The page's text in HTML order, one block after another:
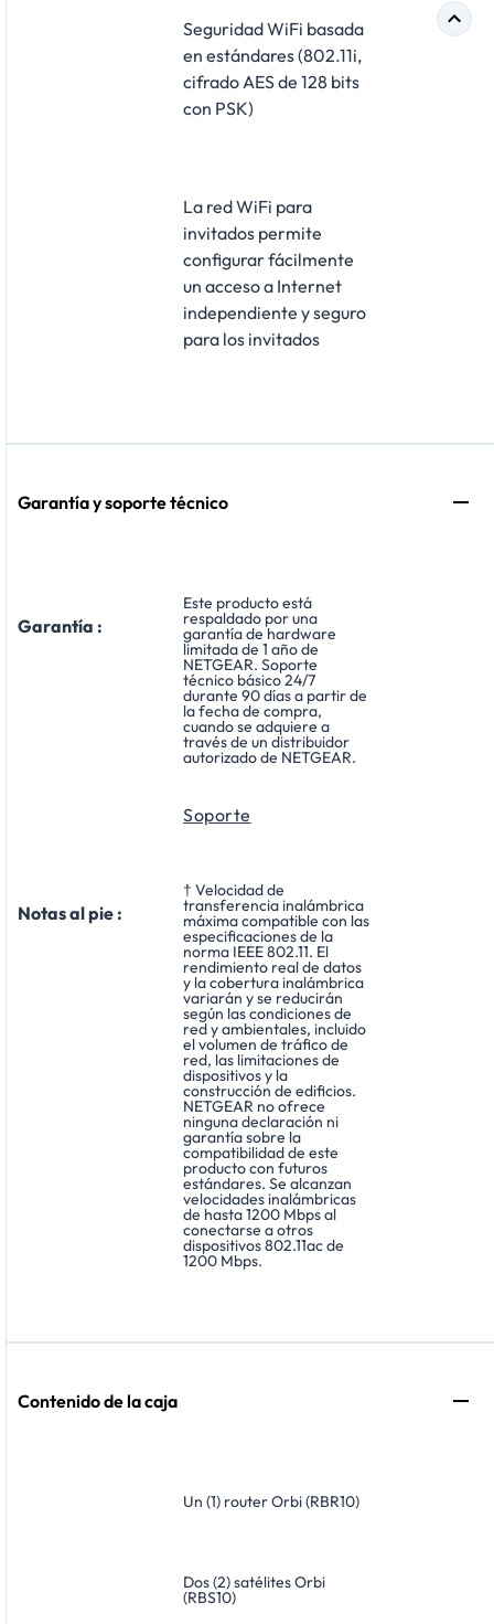
Seguridad WiFi basada
en estándares (802.11i,
cifrado AES de 128 bits
con PSK)
La red WiFi para
invitados permite
configurar fácilmente
un acceso a Internet
independiente y seguro
para los invitados
Garantía y soporte técnico
Garantía :
Este producto está
respaldado por una
garantía de hardware
limitada de 1 año de
NETGEAR. Soporte
técnico básico 24/7
durante 90 días a partir de
la fecha de compra,
cuando se adquiere a
través de un distribuidor
autorizado de NETGEAR.
Soporte
Notas al pie :
† Velocidad de
transferencia inalámbrica
máxima compatible con las
especificaciones de la
norma IEEE 802.11. El
rendimiento real de datos
y la cobertura inalámbrica
variarán y se reducirán
según las condiciones de
red y ambientales, incluido
el volumen de tráfico de
red, las limitaciones de
dispositivos y la
construcción de edificios.
NETGEAR no ofrece
ninguna declaración ni
garantía sobre la
compatibilidad de este
producto con futuros
estándares. Se alcanzan
velocidades inalámbricas
de hasta 1200 Mbps al
conectarse a otros
dispositivos 802.11ac de
1200 Mbps.
Contenido de la caja
Un (1) router Orbi (RBR10)
Dos (2) satélites Orbi
(RBS10)